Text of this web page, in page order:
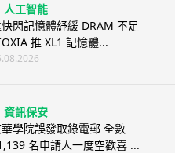
人工智能
閃記憶體紓緩 DRAM 不足
推 XL1 記憶體...
資訊保安
學院誤發取錄電郵 全數
名申請人一度空歡喜 ...